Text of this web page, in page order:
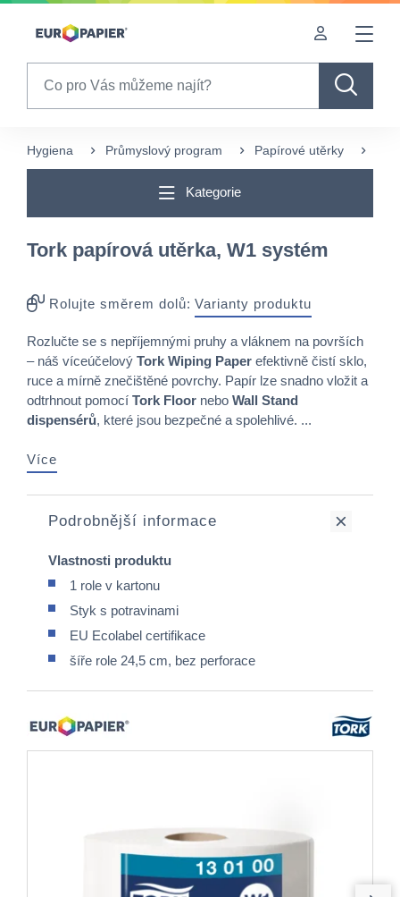
Table Of Content
Hygiena Průmyslový program Papírové utěrky
Kategorie
Tork papírová utěrka, W1 systém
Rolujte směrem dolů: Varianty produktu
Rozlučte se s nepříjemnými pruhy a vláknem na površích
– náš víceúčelový Tork Wiping Paper efektivně čistí sklo,
ruce a mírně znečištěné povrchy. Papír lze snadno vložit a
odtrhnout pomocí Tork Floor nebo Wall Stand
dispensérů, které jsou bezpečné a spolehlivé. ...
Více
Podrobnější informace
Vlastnosti produktu
1 role v kartonu
Styk s potravinami
EU Ecolabel certifikace
šíře role 24,5 cm, bez perforace